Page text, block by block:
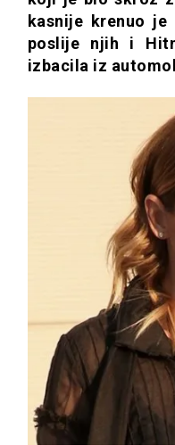
kasnije krenuo
poslije njih i
izbacila iz